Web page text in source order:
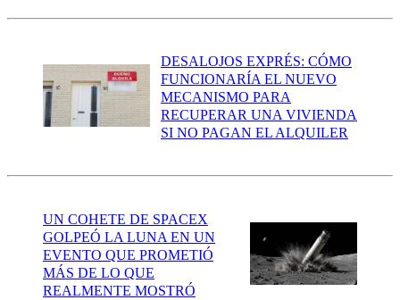
DESALOJOS EXPRÉS: CÓMO
FUNCIONARÍA EL NUEVO
MECANISMO PARA
RECUPERAR UNA VIVIENDA
SI NO PAGAN EL ALQUILER
UN COHETE DE SPACEX
GOLPEÓ LA LUNA EN UN
EVENTO QUE PROMETIÓ
MÁS DE LO QUE
REALMENTE MOSTRÓ